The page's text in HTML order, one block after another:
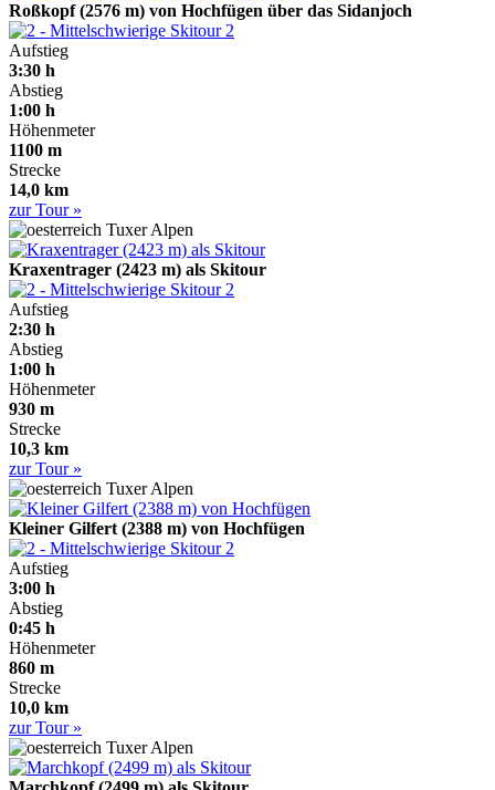
Roßkopf (2576 m) von Hochfügen über das Sidanjoch
2
Aufstieg
3:30 h
Abstieg
1:00 h
Höhenmeter
1100 m
Strecke
14,0 km
zur Tour »
Tuxer Alpen
Kraxentrager (2423 m) als Skitour
2
Aufstieg
2:30 h
Abstieg
1:00 h
Höhenmeter
930 m
Strecke
10,3 km
zur Tour »
Tuxer Alpen
Kleiner Gilfert (2388 m) von Hochfügen
2
Aufstieg
3:00 h
Abstieg
0:45 h
Höhenmeter
860 m
Strecke
10,0 km
zur Tour »
Tuxer Alpen